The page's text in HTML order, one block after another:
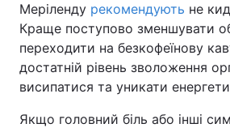
Меріленду рекомендують не
Краще поступово зменшувати
переходити на безкофеїнову
достатній рівень зволоження
висипатися та уникати
Якщо головний біль або інші